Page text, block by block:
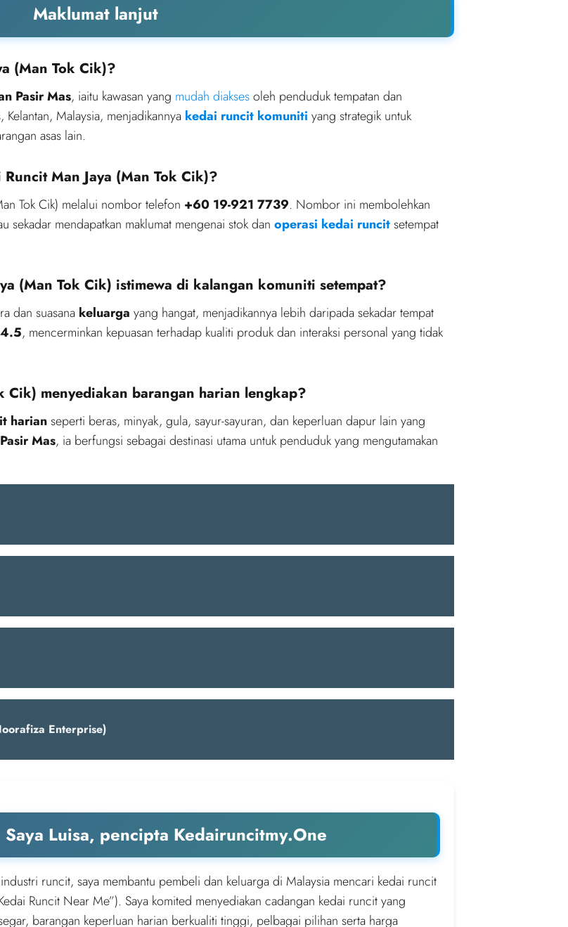
Maklumat lanjut
(Man Tok Cik)?
Pasir Mas, iaitu kawasan yang mudah diaksesoleh penduduk tempatan dan
Malaysia, menjadikannya kedai runcit komuniti yang strategik untuk
asas lain.
Man Jaya (Man Tok Cik)?
Tok Cik) melalui nombor telefon +60 19-921 7739. Nombor ini membolehkan
sekadar mendapatkan maklumat mengenai stok dan operasi kedai runcitsetempat
(Man Tok Cik) istimewa di kalangan komuniti setempat?
dan suasana keluarga yang hangat, menjadikannya lebih daripada sekadar tempat
4.5, mencerminkan kepuasan terhadap kualiti produk dan interaksi personal yang tidak
Cik) menyediakan barangan harian lengkap?
harianseperti beras, minyak, gula, sayur-sayuran, dan keperluan dapur lain yang
Mas, ia berfungsi sebagai destinasi utama untuk penduduk yang mengutamakan
Enterprise)
Saya Luisa, pencipta Kedairuncitmy.One
runcit, saya membantu pembeli dan keluarga di Malaysia mencari kedai runcit
Runcit Near Me”). Saya komited menyediakan cadangan kedai runcit yang
barangan keperluan harian berkualiti tinggi, pelbagai pilihan serta harga